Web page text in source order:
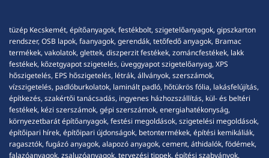
tüzép Kecskemét, építőanyagok, festékbolt, szigetelőanyagok, gipszkarton
rendszer, OSB lapok, faanyagok, gerendák, tetőfedő anyagok, Bramac
termékek, vakolatok, glettek, diszperzit festékek, zománcfestékek, lakk
festékek, kőzetgyapot szigetelés, üveggyapot szigetelőanyag, XPS
hőszigetelés, EPS hőszigetelés, létrák, állványok, szerszámok,
vízszigetelés, padlóburkolatok, laminált padló, hőtükrös fólia, lakásfelújítás,
építkezés, szakértői tanácsadás, ingyenes házhozszállítás, kül- és beltéri
festékek, kézi szerszámok, gépi szerszámok, energiahatékonyság,
környezetbarát építőanyagok, festési megoldások, szigetelési megoldások,
építőipari hírek, építőipari újdonságok, betontermékek, építési kemikáliák,
ragasztók, fugázó anyagok, alapozó anyagok, cement, áthidalók, födémek,
falazóanyagok, zsaluzóanyagok, tervezési tippek, építési szabványok,